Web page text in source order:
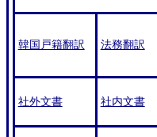
韓国戸籍翻訳 法務翻訳
社外文書 社内文書